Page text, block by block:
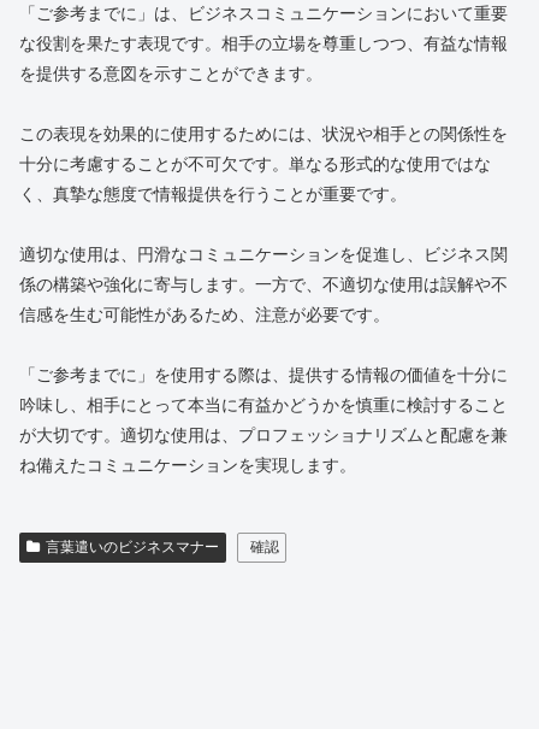
「ご参考までに」は、ビジネスコミュニケーションにおいて重要
な役割を果たす表現です。相手の立場を尊重しつつ、有益な情報
を提供する意図を示すことができます。
この表現を効果的に使用するためには、状況や相手との関係性を
十分に考慮することが不可欠です。単なる形式的な使用ではな
く、真摯な態度で情報提供を行うことが重要です。
適切な使用は、円滑なコミュニケーションを促進し、ビジネス関
係の構築や強化に寄与します。一方で、不適切な使用は誤解や不
信感を生む可能性があるため、注意が必要です。
「ご参考までに」を使用する際は、提供する情報の価値を十分に
吟味し、相手にとって本当に有益かどうかを慎重に検討すること
が大切です。適切な使用は、プロフェッショナリズムと配慮を兼
ね備えたコミュニケーションを実現します。
言葉遣いのビジネスマナー 確認